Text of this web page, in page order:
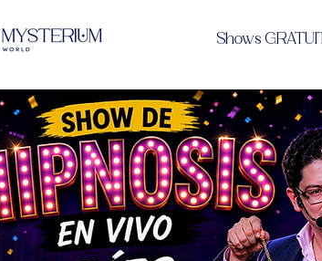
Shows